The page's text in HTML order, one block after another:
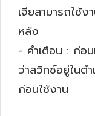
เจียสามารถใช้
หลัง
- คำเตือน : ก่อ
ว่าสวิทช์อยู่ในต
ก่อนใช้งาน